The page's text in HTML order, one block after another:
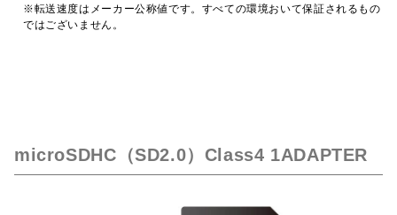
※転送速度はメーカー公称値です。すべての環境おいて保証されるもの
ではございません。
microSDHC（SD2.0）Class4 1ADAPTER